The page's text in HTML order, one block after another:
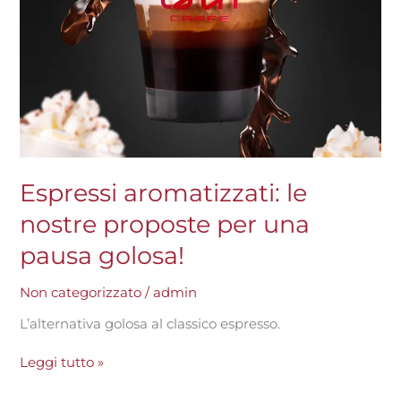
Espressi aromatizzati: le
nostre proposte per una
pausa golosa!
Non categorizzato /admin
L’alternativa golosa al classico espresso.
Leggi tutto »